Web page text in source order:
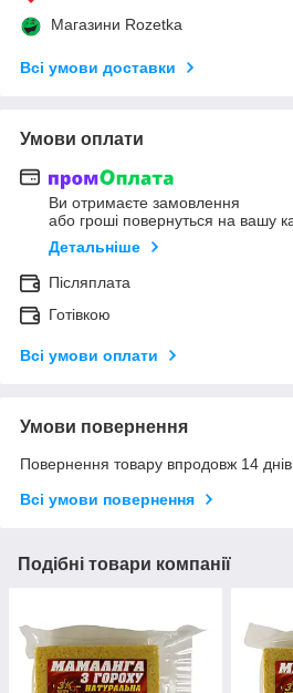
Магазини Rozetka
Всі умови доставки
Умови оплати
Ви отримаєте замовлення
або гроші повернуться на вашу
Детальніше
Післяплата
Готівкою
Всі умови оплати
Умови повернення
Повернення товару впродовж 14
Всі умови повернення
Подібні товари компанії